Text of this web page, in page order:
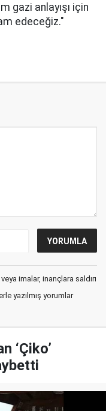
gazi anlayışı için
edeceğiz."
imalar, inançlara saldırı
yazılmış yorumlar
‘Çiko’